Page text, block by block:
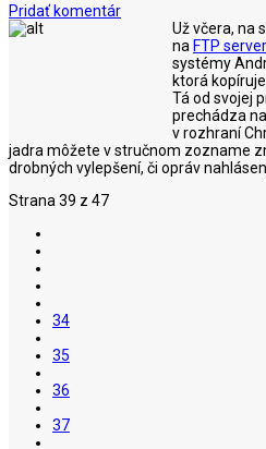
Pridať komentár
Už včera, na
na FTP
systémy
ktorá
Tá od svojej
prechádza
v rozhraní
jadra môžete v stručnom zozname
drobných vylepšení, či opráv
Strana 39 z 47
34
35
36
37